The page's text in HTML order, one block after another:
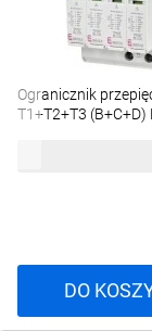
Ogranicznik
T1+T2+T3 (B+C+D)
DO